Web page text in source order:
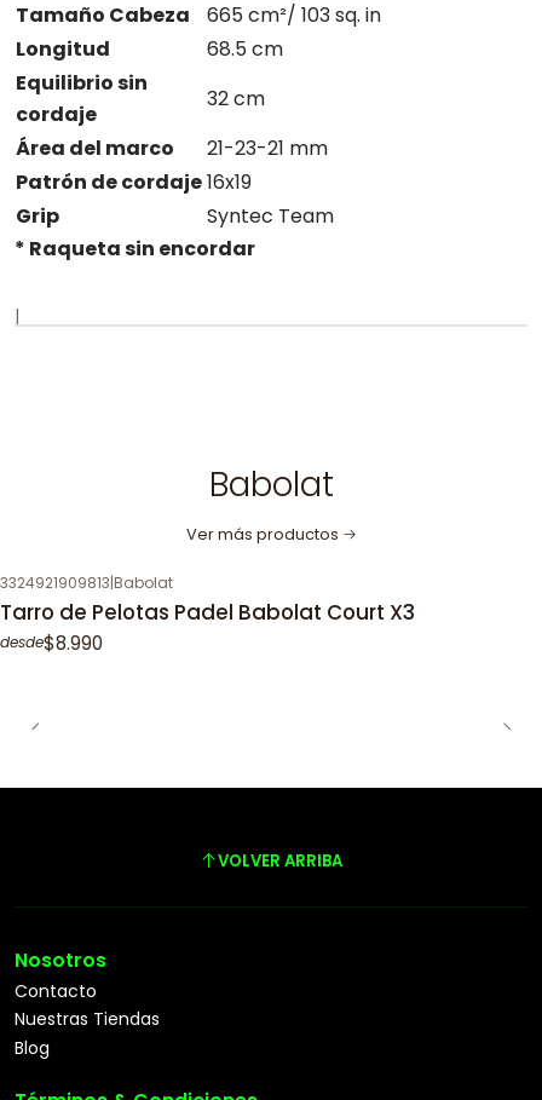
Tamaño Cabeza
665 cm²/ 103 sq. in
Longitud
68.5 cm
Equilibrio sin
cordaje
32 cm
Área del marco
21-23-21 mm
Patrón de cordaje16x19
Grip
Syntec Team
* Raqueta sin encordar
|
Babolat
Ver más productos
3324921909813|Babolat
Tarro de Pelotas Padel Babolat Court X3
desde$8.990
VOLVER ARRIBA
Nosotros
Contacto
Nuestras Tiendas
Blog